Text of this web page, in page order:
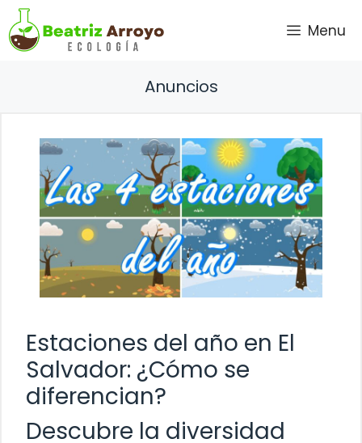
Saltar
al
contenido
Menu
Anuncios
Estaciones del año en El
Salvador: ¿Cómo se
diferencian?
Descubre la diversidad